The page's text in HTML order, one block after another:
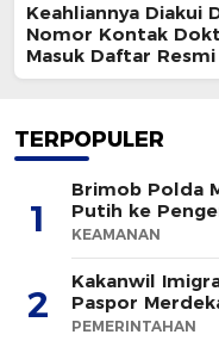
Keahliannya Diakui
Nomor Kontak
Masuk Daftar
Agent Eropa
TERPOPULER
1
Brimob Polda
Putih ke
KEAMANAN
2
Kakanwil
Paspor
PEMERINTAHAN